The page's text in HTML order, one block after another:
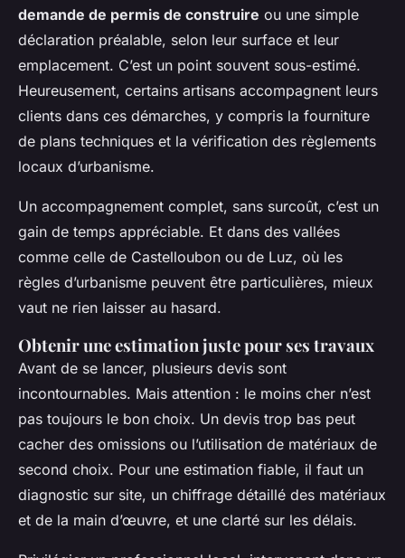
demande de permis de construire ou une simple
déclaration préalable, selon leur surface et leur
emplacement. C’est un point souvent sous-estimé.
Heureusement, certains artisans accompagnent leurs
clients dans ces démarches, y compris la fourniture
de plans techniques et la vérification des règlements
locaux d’urbanisme.
Un accompagnement complet, sans surcoût, c’est un
gain de temps appréciable. Et dans des vallées
comme celle de Castelloubon ou de Luz, où les
règles d’urbanisme peuvent être particulières, mieux
vaut ne rien laisser au hasard.
Obtenir une estimation juste pour ses travaux
Avant de se lancer, plusieurs devis sont
incontournables. Mais attention : le moins cher n’est
pas toujours le bon choix. Un devis trop bas peut
cacher des omissions ou l’utilisation de matériaux de
second choix. Pour une estimation fiable, il faut un
diagnostic sur site, un chiffrage détaillé des matériaux
et de la main d’œuvre, et une clarté sur les délais.